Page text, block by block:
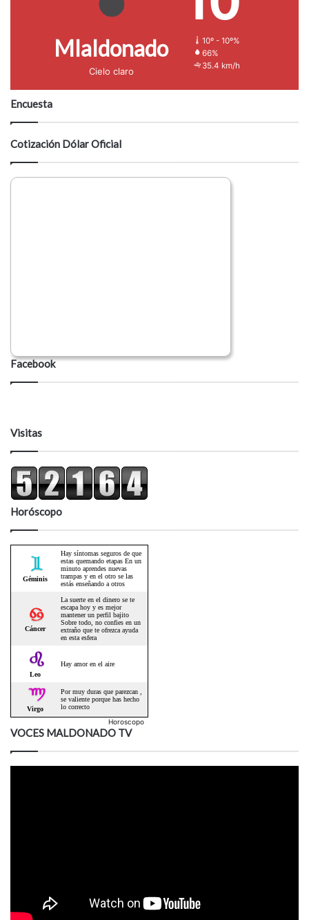
Mlaldonado
Cielo claro
10º - 10º%
66%
35.4 km/h
Encuesta
Cotización Dólar Oficial
Facebook
Visitas
Horóscopo
Horoscopo
VOCES MALDONADO TV